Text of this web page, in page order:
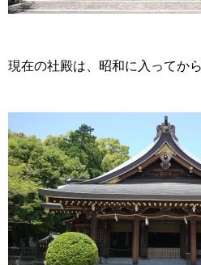
現在の社殿は、昭和に入ってか